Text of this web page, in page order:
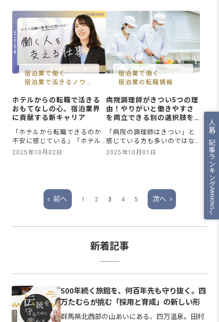
と感じている方も多いのでは
ないでしょうか。近年、ワイ
ンの知識やテイスティング技
術を活かして飲食業やホテル
業界でキャリアアップを目指
したいという方が増えていま
す。そんな中で注目されてい
るのが、ソムリエやワイン関
連の資格
経験」が条件と聞いたけれ
ど、自分の経歴で本当に申請
できるのか不安…。日本でシェ
フとしてのキャリアを築きた
いと考える方の中には、この
ような悩みを抱えている方も
多いのではないでしょうか。
この記事では、外国人調理師
が日本
宿泊業で働く
宿泊業で活きるノウハ
ホテルからの転職で活きる
おもてなしの心。宿泊業界
に貢献する新キャリア
「ホテルから転職できるのか
不安に感じている」「ホテル
の経験が他の業界で通用する
では、ホテルから転職する際
に活かせる経験や、人材業界
が向いている理由、さらにネ
アについて解説します。ホテ
2025年10月02日
宿泊業で働く
宿泊業の転職情報
病院調理師がきつい5つの理
由！やりがいと働きやすさ
を両立できる別の選択肢を
「病院の調理師はきつい」と
感じている方も多いのではな
いでしょうか。実際、病院で
にあります。人間関係やチー
ム内の連携に悩むこともある
でしょう。それでも、「やり
た」と感じる人もいますし、
2025年10月01日
前へ 1 2 3 4 5 次へ
新着記事
500年続く旅館を、何百年先も守り抜く。四
万たむらが挑む「採用と育成」の新しい形
群馬県北西部の山あいにある、四万温泉。田村
人気の記事ランキング
RANKING